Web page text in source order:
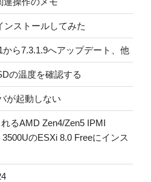
ンストールしてみた
ら7.3.1.9へアップデート、他
の温度を確認する
が起動しない
るAMD Zen4/Zen5 IPMI
のESXi 8.0 Freeにインス